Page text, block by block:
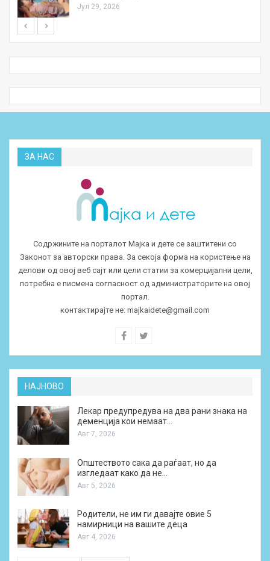
Јул 29, 2026
ЗА НАС
Содржините на порталот Мајка и дете се заштитени со
Законот за авторски права. За секоја форма на користење на
делови од овој веб сајт или цели статии за комерцијални цели,
потребна е писмена согласност од администраторите на овој
портал.
контактирајте не: majkaidete@gmail.com
НАЈНОВО
Лекар предупредува на два рани знака на
деменција кои немаат…
Авг 7, 2026
Општеството сака да раѓаат, но да
изгледаат како да не…
Авг 5, 2026
Родители, не им ги давајте овие 5
намирници на вашите деца
Авг 4, 2026